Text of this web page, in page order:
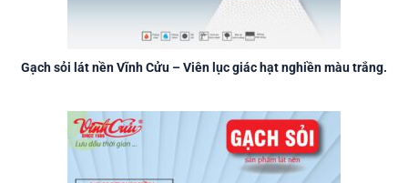
Gạch sỏi lát nền Vĩnh Cửu – Viên lục giác hạt nghiền màu trắng.